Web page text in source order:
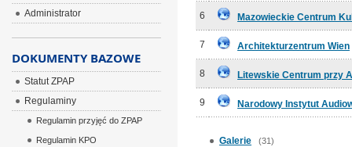
6 Mazowieckie Centrum
7 Architekturzentrum Wien
8 Litewskie Centrum przy
9 Narodowy Instytut
Galerie (31)
Administrator
DOKUMENTY BAZOWE
Statut ZPAP
Regulaminy
Regulamin przyjęć do ZPAP
Regulamin KPO